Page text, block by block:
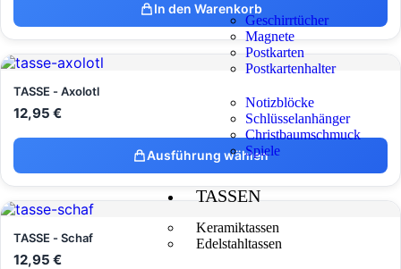
Geschirrtücher
Magnete
Postkarten
Postkartenhalter
Notizblöcke
Schlüsselanhänger
Christbaumschmuck
Spiele
TASSEN
Keramiktassen
Edelstahltassen
In den Warenkorb
TASSE - Axolotl
12,95 €
Ausführung wählen
TASSE - Schaf
12,95 €